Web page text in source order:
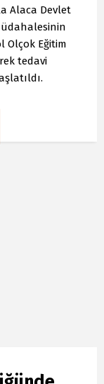
Alaca Devlet
Olçok Eğitim
tedavi